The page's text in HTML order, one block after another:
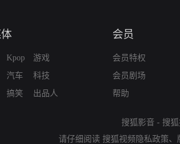
Kpop
汽车
搞笑
游戏
科技
出品人
会员
会员特权
会员剧场
帮助
搜狐影音 - 搜
请仔细阅读 搜狐视频隐私政策、